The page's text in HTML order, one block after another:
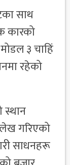
साथ
कारको
३ चाहिं
रहेको
स्थान
गरिएको
साधनहरू